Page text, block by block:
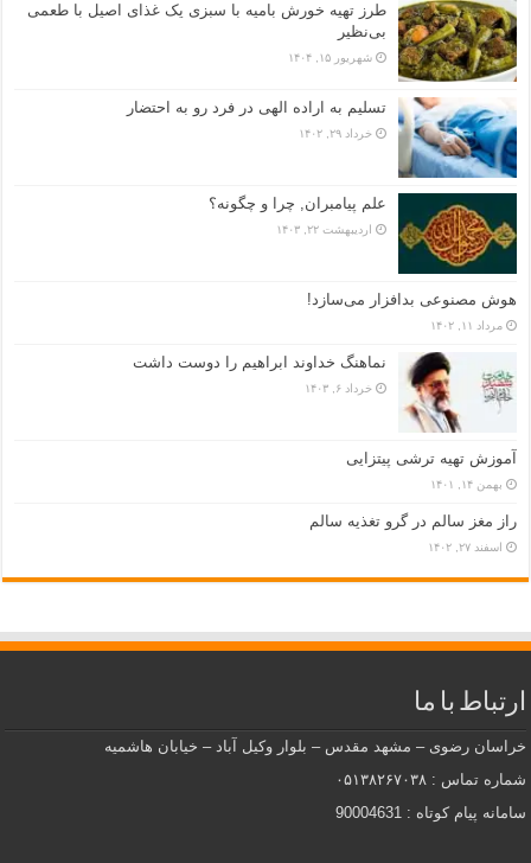
طرز تهیه خورش بامیه با سبزی یک غذای اصیل با طعمی
بی‌نظیر
شهریور ۱۵, ۱۴۰۴
تسلیم به اراده الهی در فرد رو به احتضار
خرداد ۲۹, ۱۴۰۲
علم پیامبران, چرا و چگونه؟
اردیبهشت ۲۲, ۱۴۰۳
هوش مصنوعی بدافزار می‌سازد!
مرداد ۱۱, ۱۴۰۲
نماهنگ خداوند ابراهیم را دوست داشت
خرداد ۶, ۱۴۰۳
آموزش تهیه ترشی پیتزایی
بهمن ۱۴, ۱۴۰۱
راز مغز سالم در گرو تغذیه سالم
اسفند ۲۷, ۱۴۰۲
ارتباط با ما
خراسان رضوی – مشهد مقدس – بلوار وکیل آباد – خیابان هاشمیه
شماره تماس : ۰۵۱۳۸۲۶۷۰۳۸
سامانه پیام کوتاه : 90004631